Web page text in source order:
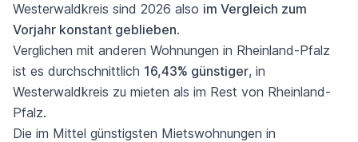
Westerwaldkreis sind 2026 also im Vergleich zum
Vorjahr konstant geblieben.
Verglichen mit anderen Wohnungen in Rheinland-Pfalz
ist es durchschnittlich 16,43% günstiger, in
Westerwaldkreis zu mieten als im Rest von Rheinland-
Pfalz.
Die im Mittel günstigsten Mietswohnungen in